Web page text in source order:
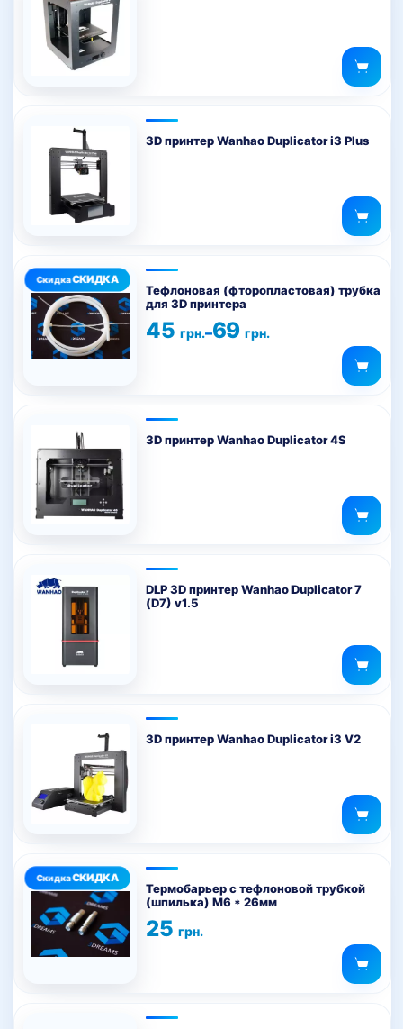
3D принтер Wanhao Duplicator i3 Plus
Тефлоновая (фторопластовая) трубка
для 3D принтера
45 грн.–69грн.
Диапазон
цен:
Этот
товар
имеет
несколько
вариаций.
странице
товара.
3D принтер Wanhao Duplicator 4S
DLP 3D принтер Wanhao Duplicator 7
(D7) v1.5
3D принтер Wanhao Duplicator i3 V2
Термобарьер с тефлоновой трубкой
(шпилька) M6 * 26мм
25 грн.
Этот
товар
имеет
несколько
вариаций.